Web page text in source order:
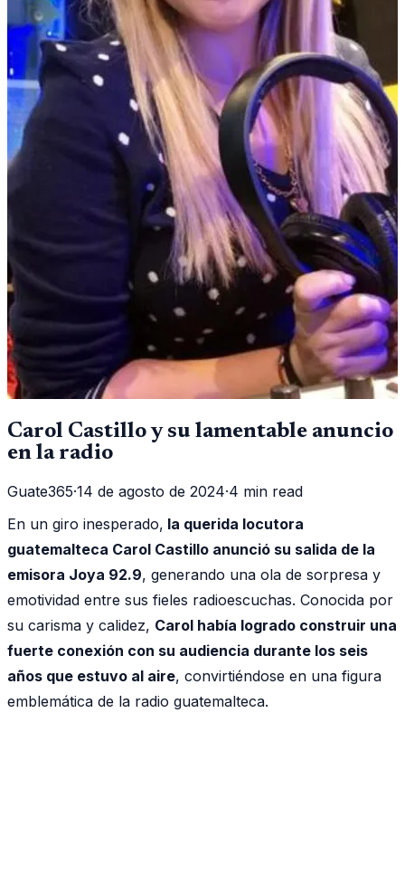
Carol Castillo y su lamentable anuncio
en la radio
Guate365·14 de agosto de 2024·4 min read
En un giro inesperado, la querida locutora
guatemalteca Carol Castillo anunció su salida de la
emisora Joya 92.9, generando una ola de sorpresa y
emotividad entre sus fieles radioescuchas. Conocida por
su carisma y calidez, Carol había logrado construir una
fuerte conexión con su audiencia durante los seis
años que estuvo al aire, convirtiéndose en una figura
emblemática de la radio guatemalteca.